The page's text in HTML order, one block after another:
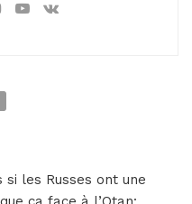
les Russes ont une